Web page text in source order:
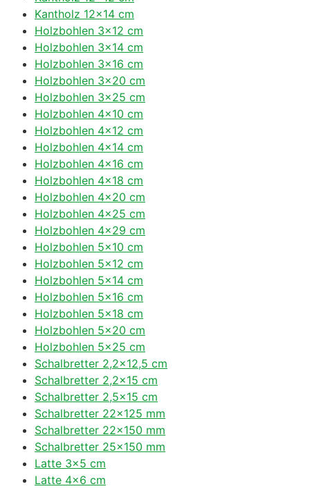
Kantholz 12×14 cm
Holzbohlen 3×12 cm
Holzbohlen 3×14 cm
Holzbohlen 3×16 cm
Holzbohlen 3×20 cm
Holzbohlen 3×25 cm
Holzbohlen 4×10 cm
Holzbohlen 4×12 cm
Holzbohlen 4×14 cm
Holzbohlen 4×16 cm
Holzbohlen 4×18 cm
Holzbohlen 4×20 cm
Holzbohlen 4×25 cm
Holzbohlen 4×29 cm
Holzbohlen 5×10 cm
Holzbohlen 5×12 cm
Holzbohlen 5×14 cm
Holzbohlen 5×16 cm
Holzbohlen 5×18 cm
Holzbohlen 5×20 cm
Holzbohlen 5×25 cm
Schalbretter 2,2×12,5 cm
Schalbretter 2,2×15 cm
Schalbretter 2,5×15 cm
Schalbretter 22×125 mm
Schalbretter 22×150 mm
Schalbretter 25×150 mm
Latte 3×5 cm
Latte 4×6 cm